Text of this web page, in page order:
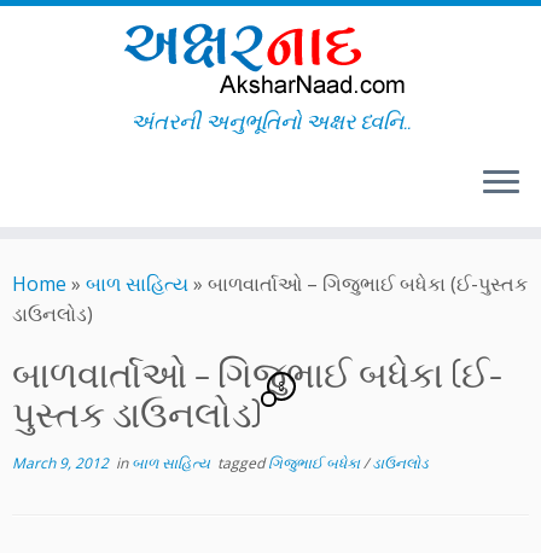
to
content
અંતરની અનુભૂતિનો અક્ષર ધ્વનિ..
Home » બાળ સાહિત્ય» બાળવાર્તાઓ – ગિજુભાઈ બધેકા (ઈ-પુસ્તક
ડાઉનલોડ)
બાળવાર્તાઓ – ગિજુભાઈ બધેકા (ઈ-
પુસ્તક ડાઉનલોડ)
8
March 9, 2012inબાળ સાહિત્ય taggedગિજુભાઈ બધેકા/ડાઉનલોડ